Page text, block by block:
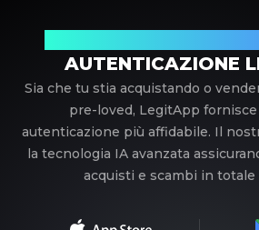
AUTENTICAZIONE
Sia che tu stia acquistando o
pre-loved, LegitApp
autenticazione più affidabile. Il
la tecnologia IA avanzata
acquisti e scambi in totale